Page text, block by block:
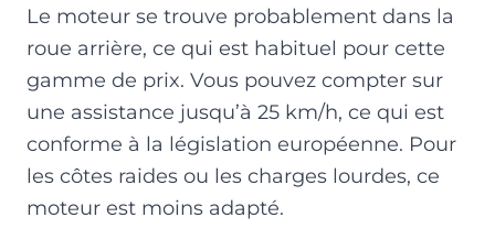
Le moteur se trouve probablement dans la
roue arrière, ce qui est habituel pour cette
gamme de prix. Vous pouvez compter sur
une assistance jusqu’à 25 km/h, ce qui est
conforme à la législation européenne. Pour
les côtes raides ou les charges lourdes, ce
moteur est moins adapté.